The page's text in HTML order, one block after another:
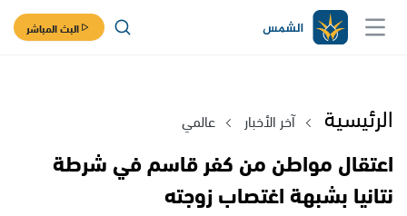
البث المباشر
الرئيسية آخر الأخبار عالمي
اعتقال مواطن من كفر قاسم في شرطة
نتانيا بشبهة اغتصاب زوجته